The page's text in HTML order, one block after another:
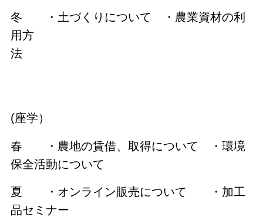
冬 ・土づくりについて ・農業資材の利
用方
法
(座学）
春 ・農地の賃借、取得について ・環境
保全活動について
夏 ・オンライン販売について ・加工
品セミナー